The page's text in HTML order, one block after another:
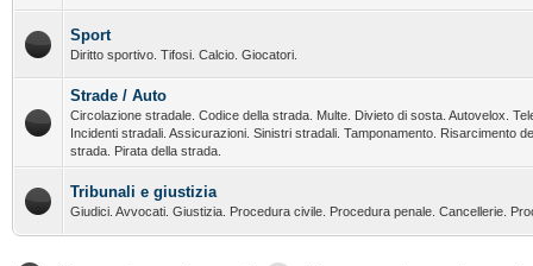
Sport
Diritto sportivo. Tifosi. Calcio. Giocatori.
Strade / Auto
Circolazione stradale. Codice della strada. Multe. Divieto di sosta. Autovelox.
Incidenti stradali. Assicurazioni. Sinistri stradali. Tamponamento. Risarcimento
strada. Pirata della strada.
Tribunali e giustizia
Giudici. Avvocati. Giustizia. Procedura civile. Procedura penale. Cancellerie.